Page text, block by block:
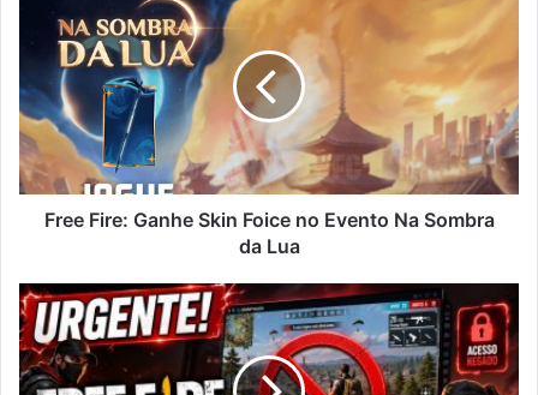
Ganhe
Foice
no
Evento
Na
Sombra
Free Fire: Ganhe Skin Foice no Evento Na Sombra
da Lua
URGENTE:
Garena
pode
ter